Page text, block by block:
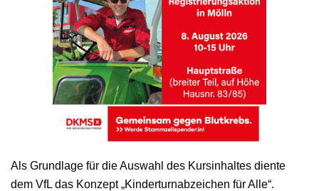
Als Grundlage für die Auswahl des Kursinhaltes diente
dem VfL das Konzept „Kinderturnabzeichen für Alle“.